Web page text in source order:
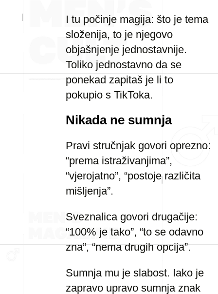
I tu počinje magija: što je tema
složenija, to je njegovo
objašnjenje jednostavnije.
Toliko jednostavno da se
ponekad zapitaš je li to
pokupio s TikToka.
Nikada ne sumnja
Pravi stručnjak govori oprezno:
“prema istraživanjima”,
“vjerojatno”, “postoje različita
mišljenja”.
Sveznalica govori drugačije:
“100% je tako”, “to se odavno
zna”, “nema drugih opcija”.
Sumnja mu je slabost. Iako je
zapravo upravo sumnja znak